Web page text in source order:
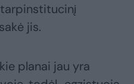
jis.
planai jau yra